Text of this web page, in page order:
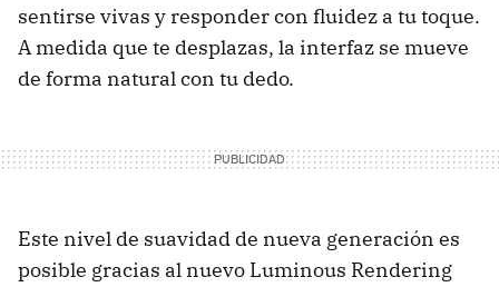
sentirse vivas y responder con fluidez a tu toque.
A medida que te desplazas, la interfaz se mueve
de forma natural con tu dedo.
Este nivel de suavidad de nueva generación es
posible gracias al nuevo Luminous Rendering